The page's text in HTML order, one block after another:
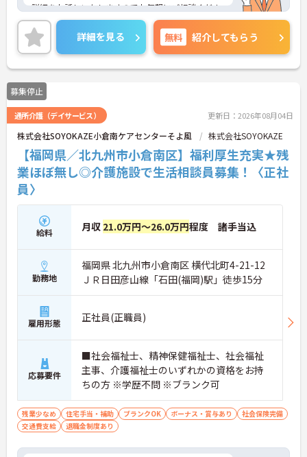
詳細をお話しいたしますのでお気軽にご相談くださ
い！
詳細を見る 無料 紹介してもらう
募集停止
通所介護（デイサービス） 更新日：2026年08月04日
株式会社SOYOKAZE小倉南ケアセンターそよ風 株式会社SOYOKAZE
【福岡県／北九州市小倉南区】福利厚生充実★残
業ほぼ無し◎介護施設で生活相談員募集！〈正社
員〉
給料 月収 21.0万円～26.0万円程度 諸手当込
勤務地
福岡県 北九州市小倉南区 横代北町4-21-12
ＪＲ日田彦山線「石田(福岡)駅」徒歩15分
雇用形態 正社員(正職員)
応募要件
■社会福祉士、精神保健福祉士、社会福祉
主事、介護福祉士のいずれかの資格をお持
ちの方 ※学歴不問 ※ブランク可
残業少なめ 住宅手当・補助 ブランクOK ボーナス・賞与あり
社会保険完備
交通費支給
退職金制度あり